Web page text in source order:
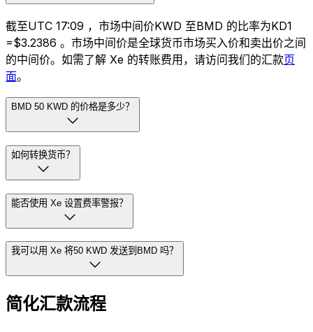
截至UTC 17:09 ，市场中间价KWD 至BMD 的比率为KD1
=$3.2386 。市场中间价是全球货币市场买入价和卖出价之间
的中间价。如需了解 Xe 的转账费用，请访问我们的汇款页
面。
BMD 50 KWD 的价格是多少？
如何转换货币？
能否使用 Xe 设置费率警报？
我可以用 Xe 将50 KWD 发送到BMD 吗？
简化汇款流程